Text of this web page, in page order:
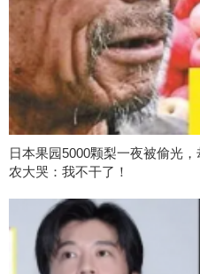
日本果园5000颗梨一夜被偷光
农大哭：我不干了！